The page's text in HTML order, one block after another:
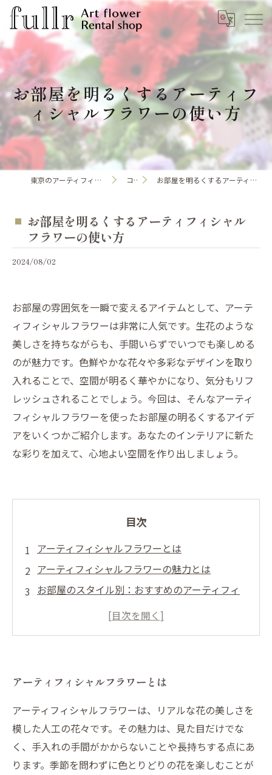
お部屋を明るくするアーティフ
ィシャルフラワーの使い方
東京のアーティフィシャルフラワーならfullr コラム お部屋を明るくするアーティフィシャルフラワーの使い方
お部屋を明るくするアーティフィシャル
フラワーの使い方
2024/08/02
お部屋の雰囲気を一瞬で変えるアイテムとして、アーテ
ィフィシャルフラワーは非常に人気です。生花のような
美しさを持ちながらも、手間いらずでいつでも楽しめる
のが魅力です。色鮮やかな花々や多彩なデザインを取り
入れることで、空間が明るく華やかになり、気分もリフ
レッシュされることでしょう。今回は、そんなアーティ
フィシャルフラワーを使ったお部屋の明るくするアイデ
アをいくつかご紹介します。あなたのインテリアに新た
な彩りを加えて、心地よい空間を作り出しましょう。
目次
アーティフィシャルフラワーとは
アーティフィシャルフラワーの魅力とは
お部屋のスタイル別：おすすめのアーティフィ
手入れ不要！アーティフィシャルフラワーのお
手入れ方法
アーティフィシャルフラワーとは
アーティフィシャルフラワーは、リアルな花の美しさを
模した人工の花々です。その魅力は、見た目だけでな
く、手入れの手間がかからないことや長持ちする点にあ
ります。季節を問わずに色とりどりの花を楽しむことが